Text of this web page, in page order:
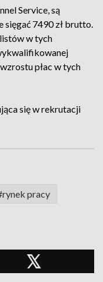
Service, są
sięgać 7490 zł brutto.
w tych
płac w tych
się w rekrutacji
pracy